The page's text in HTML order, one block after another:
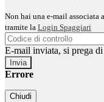
Non hai una e-mail associata
tramite la Login Spaggiari
E-mail inviata, si prega
Errore
Chiudi